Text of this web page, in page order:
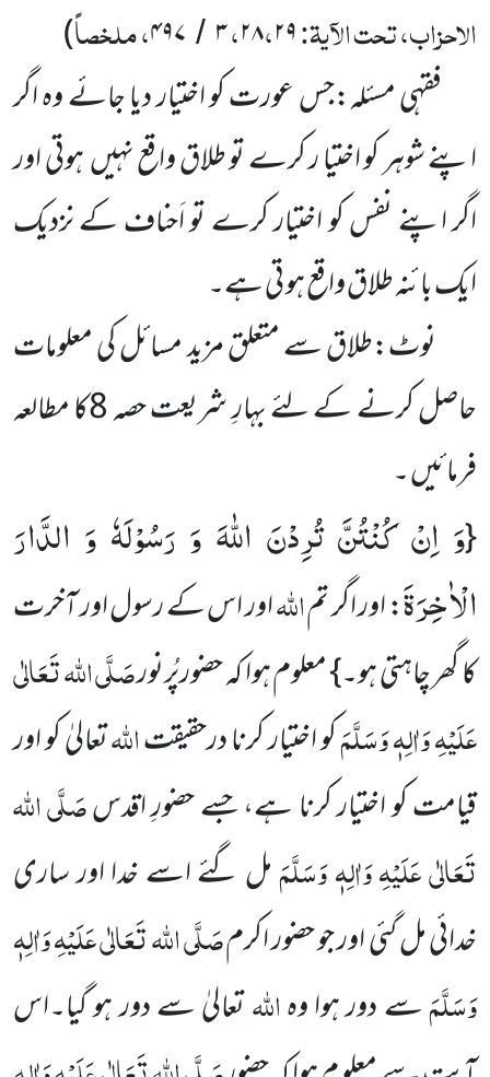
الاحزاب، تحت الآیۃ:
۲۸،۲۹ ،۳ / ۴۹۷، ملخصاً)
فقہی مسئلہ:جس عورت کو اختیار دیا جائے وہ اگر
اپنے شوہر کو اختیا ر کرے تو طلاق واقع نہیں ہوتی اور
اگر اپنے نفس کو اختیار کرے تو اَحناف کے نزدیک
ایک بائنہ طلاق واقع ہو تی ہے۔
نوٹ:طلاق سے متعلق مزید مسائل کی معلومات
حاصل کرنے کے لئے بہارِ شریعت حصہ 8کا مطالعہ
فرمائیں ۔
{وَ اِنْ كُنْتُنَّ تُرِدْنَ اللّٰهَ وَ رَسُوْلَهٗ وَ الدَّارَ
الْاٰخِرَةَ: اور اگر تماللہاور اس کے رسول اور آخرت
کا گھر چاہتی ہو۔} معلوم ہوا کہ حضورپُرنورصَلَّی اللہ تَعَالٰی
عَلَیْہِ وَاٰلِہٖ وَسَلَّمَکو اختیار کرنا درحقیقتاللہتعالیٰ کو اور
قیامت کو اختیار کرنا ہے، جسے حضورِ اقدسصَلَّی اللہ
تَعَالٰی عَلَیْہِ وَاٰلِہٖ وَسَلَّمَمل گئے اسے خدا اور ساری
خدائی مل گئی اور جو حضور اکرمصَلَّی اللہ تَعَالٰی عَلَیْہِ وَاٰلِہٖ
وَسَلَّمَسے دور ہوا وہاللہتعالیٰ سے دور ہو گیا۔اس